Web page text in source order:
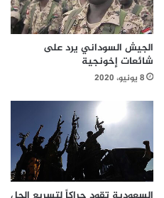
الجيش السوداني يرد على
شائعات إخونجية
8 يونيو، 2020